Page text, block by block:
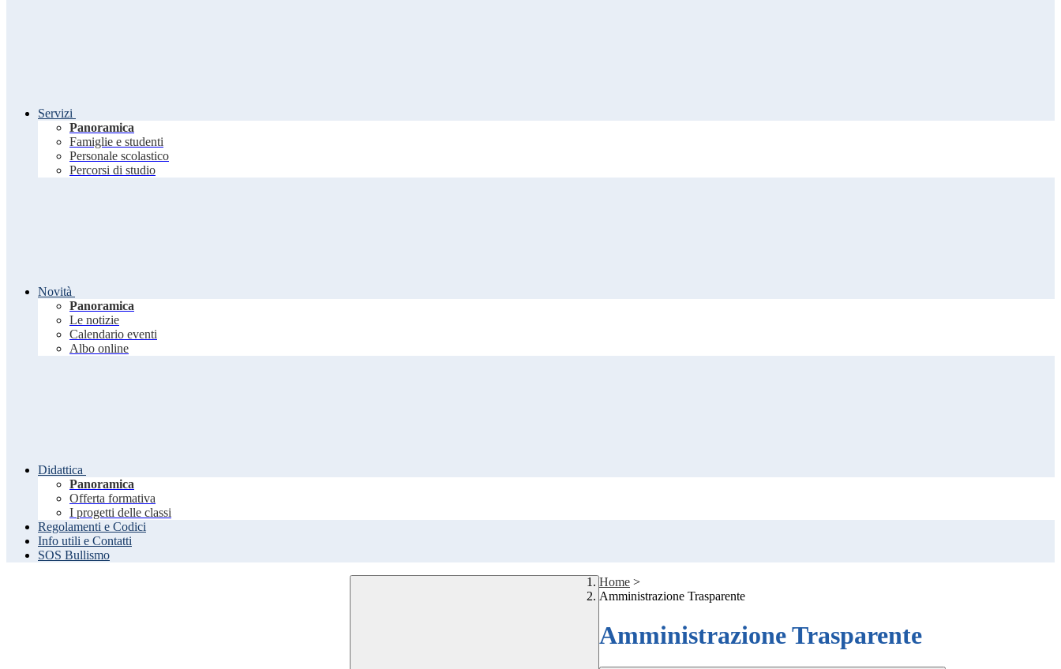
Servizi
Panoramica
Famiglie e studenti
Personale scolastico
Percorsi di studio
Novità
Panoramica
Le notizie
Calendario eventi
Albo online
Didattica
Panoramica
Offerta formativa
I progetti delle classi
Regolamenti e Codici
Info utili e Contatti
SOS Bullismo
Home >
Amministrazione Trasparente
Amministrazione Trasparente